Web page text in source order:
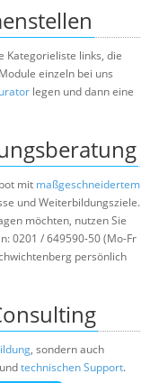
Kategorieliste links, die
einzeln bei uns
legen und dann eine
mit maßgeschneidertem
und Weiterbildungsziele.
möchten, nutzen Sie
0201 / 649590-50 (Mo-Fr
persönlich
, sondern auch
technischen Support.